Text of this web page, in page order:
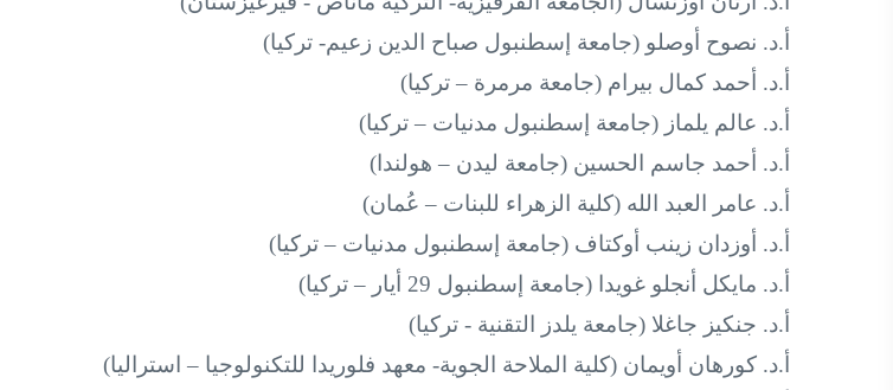
أ.د. نصوح أوصلو (جامعة إسطنبول صباح الدين زعيم- تركيا)
أ.د. أحمد كمال بيرام (جامعة مرمرة – تركيا)
أ.د. عالم يلماز (جامعة إسطنبول مدنيات – تركيا)
أ.د. أحمد جاسم الحسين (جامعة ليدن – هولندا)
أ.د. عامر العبد الله (كلية الزهراء للبنات – عُمان)
أ.د. أوزدان زينب أوكتاف (جامعة إسطنبول مدنيات – تركيا)
أ.د. مايكل أنجلو غويدا (جامعة إسطنبول 29 أيار – تركيا)
أ.د. جنكيز جاغلا (جامعة يلدز التقنية - تركيا)
أ.د. كورهان أويمان (كلية الملاحة الجوية- معهد فلوريدا للتكنولوجيا – استراليا)